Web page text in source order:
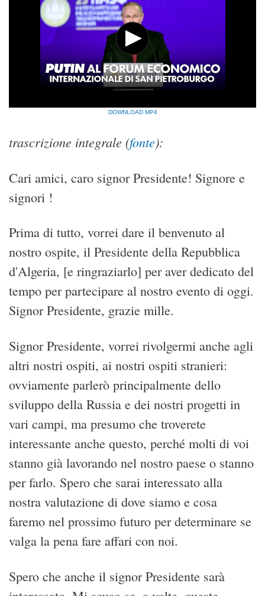
DOWNLOAD MP4
trascrizione integrale (fonte):
Cari amici, caro signor Presidente! Signore e
signori !
Prima di tutto, vorrei dare il benvenuto al
nostro ospite, il Presidente della Repubblica
d'Algeria, [e ringraziarlo] per aver dedicato del
tempo per partecipare al nostro evento di oggi.
Signor Presidente, grazie mille.
Signor Presidente, vorrei rivolgermi anche agli
altri nostri ospiti, ai nostri ospiti stranieri:
ovviamente parlerò principalmente dello
sviluppo della Russia e dei nostri progetti in
vari campi, ma presumo che troverete
interessante anche questo, perché molti di voi
stanno già lavorando nel nostro paese o stanno
per farlo. Spero che sarai interessato alla
nostra valutazione di dove siamo e cosa
faremo nel prossimo futuro per determinare se
valga la pena fare affari con noi.
Spero che anche il signor Presidente sarà